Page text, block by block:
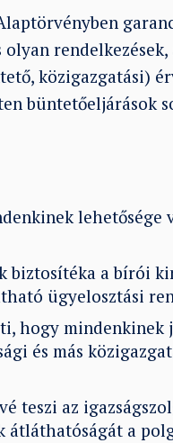
közigazgatási)
büntetőeljárások
lehetősége
biztosítéka a bírói
ügyelosztási
hogy mindenkinek
és más
teszi az
átláthatóságát a